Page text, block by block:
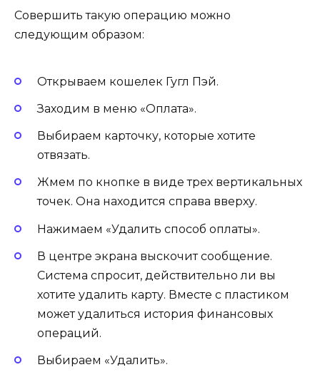
Совершить такую операцию можно
следующим образом:
Открываем кошелек Гугл Пэй.
Заходим в меню «Оплата».
Выбираем карточку, которые хотите
отвязать.
Жмем по кнопке в виде трех вертикальных
точек. Она находится справа вверху.
Нажимаем «Удалить способ оплаты».
В центре экрана выскочит сообщение.
Система спросит, действительно ли вы
хотите удалить карту. Вместе с пластиком
может удалиться история финансовых
операций.
Выбираем «Удалить».